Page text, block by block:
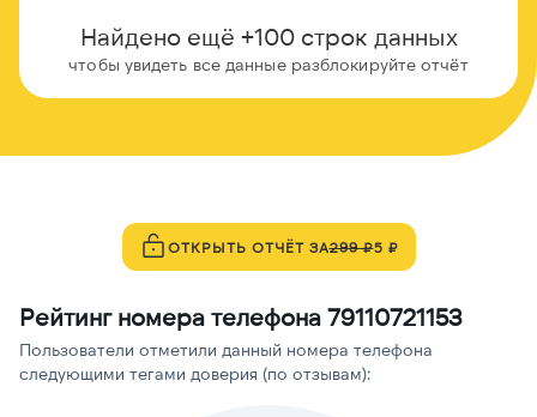
Найдено ещё +100 строк данных
чтобы увидеть все данные разблокируйте отчёт
ОТКРЫТЬ ОТЧЁТ ЗА299 ₽5 ₽
Рейтинг номера телефона 79110721153
Пользователи отметили данный номера телефона
следующими тегами доверия (по отзывам):